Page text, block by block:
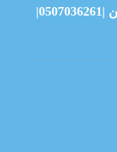
شركة تعقيم منازل في ام القيوين |0507036261|